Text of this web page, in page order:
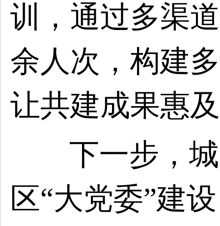
训，通过多渠
余人次，构建
让共建成果惠
下一步，
区“大党委”建